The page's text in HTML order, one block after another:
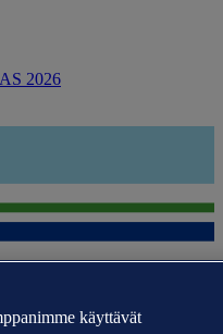
2026
käyttävät